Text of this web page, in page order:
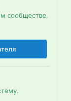
сообществе.